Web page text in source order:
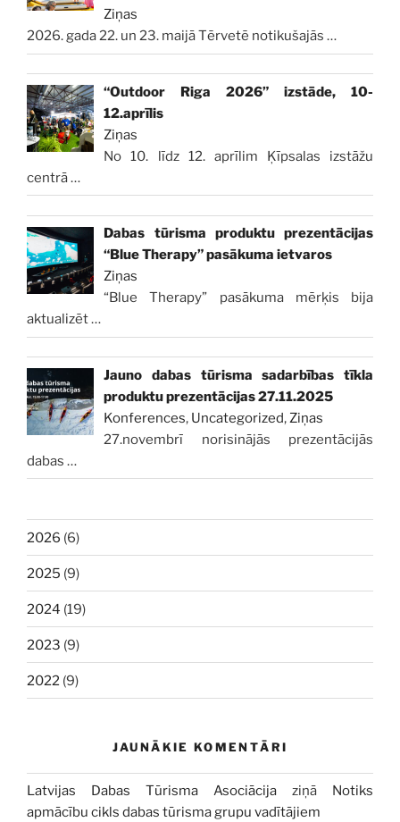
Ziņas
2026. gada 22. un 23. maijā Tērvetē notikušajās …
“Outdoor Riga 2026” izstāde, 10-
12.aprīlis
Ziņas
No 10. līdz 12. aprīlim Ķīpsalas izstāžu
centrā…
Dabas tūrisma produktu prezentācijas
“Blue Therapy” pasākuma ietvaros
Ziņas
“Blue Therapy” pasākuma mērķis bija
aktualizēt…
Jauno dabas tūrisma sadarbības tīkla
produktu prezentācijas 27.11.2025
Konferences, Uncategorized, Ziņas
27.novembrī norisinājās prezentācijās
dabas …
2026 (6)
2025 (9)
2024 (19)
2023 (9)
2022 (9)
JAUNĀKIE KOMENTĀRI
Latvijas Dabas Tūrisma Asociācija ziņā Notiks
apmācību cikls dabas tūrisma grupu vadītājiem